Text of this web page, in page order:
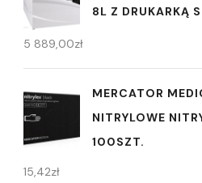
8L Z DRUKARKĄ
5 889,00zł
MERCATOR
NITRYLOWE
100SZT.
15,42zł